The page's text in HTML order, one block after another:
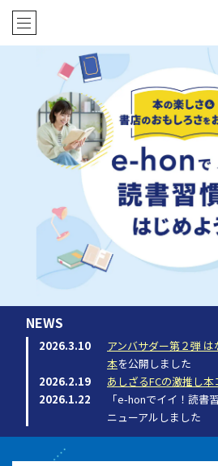
NEWS
2026.3.10
アンバサダー第２弾
本を公開しました
2026.2.19
あしざるFCの激推し
2026.1.22
「e-honでイイ！読書
ニューアルしました